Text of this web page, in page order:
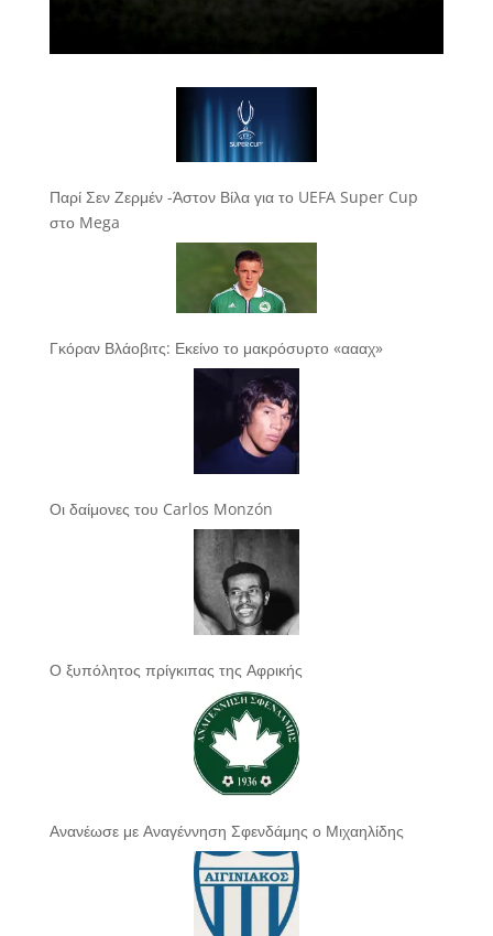
Παρί Σεν Ζερμέν -Άστον Βίλα για το UEFA Super Cup
στο Mega
Γκόραν Βλάοβιτς: Εκείνο το μακρόσυρτο «αααχ»
Οι δαίμονες του Carlos Monzón
Ο ξυπόλητος πρίγκιπας της Αφρικής
Ανανέωσε με Αναγέννηση Σφενδάμης ο Μιχαηλίδης